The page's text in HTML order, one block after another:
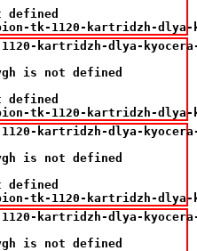
defined
tk-1120-kartridzh-
kartridzh-dlya-kyocera-
is not defined
defined
tk-1120-kartridzh-
kartridzh-dlya-kyocera-
is not defined
defined
tk-1120-kartridzh-
kartridzh-dlya-kyocera-
is not defined